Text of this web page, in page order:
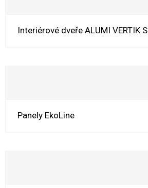
Interiérové dveře ALUMI VERTIK S
Panely EkoLine